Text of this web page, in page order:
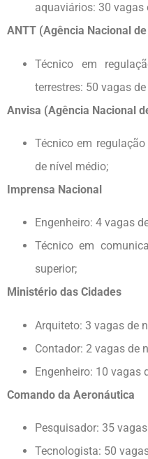
aquaviários: 30 vagas
ANTT (Agência Nacional
Técnico em
terrestres: 50 vagas
Anvisa (Agência Nacional
Técnico em
de nível médio;
Imprensa Nacional
Engenheiro: 4 vagas
Técnico em
superior;
Ministério das Cidades
Arquiteto: 3 vagas de
Contador: 2 vagas de
Engenheiro: 10 vagas
Comando da Aeronáutica
Pesquisador: 35
Tecnologista: 50